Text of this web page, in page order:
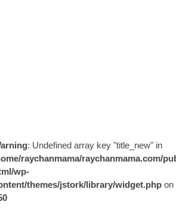
: Undefined array key "title_new" in
raychanmama/raychanmama.com/
wp-
themes/jstork/library/widget.php on